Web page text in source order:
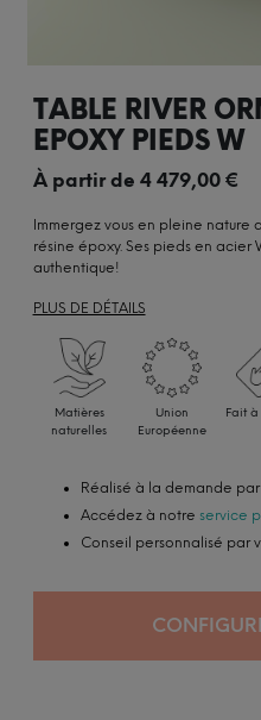
TABLE RIVER
EPOXY PIEDS W
À partir de 4 479,00€
Immergez vous en pleine nature
résine époxy. Ses pieds en acier
authentique!
PLUS DE DÉTAILS
Matières
naturelles
Union
Européenne
Fait
Réalisé à la demande par
Accédez à notre service
Conseil personnalisé par